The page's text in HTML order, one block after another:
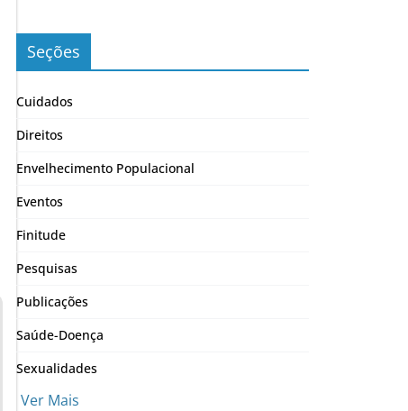
Seções
Cuidados
Direitos
Envelhecimento Populacional
Eventos
Finitude
Pesquisas
Publicações
Saúde-Doença
Sexualidades
Ver Mais